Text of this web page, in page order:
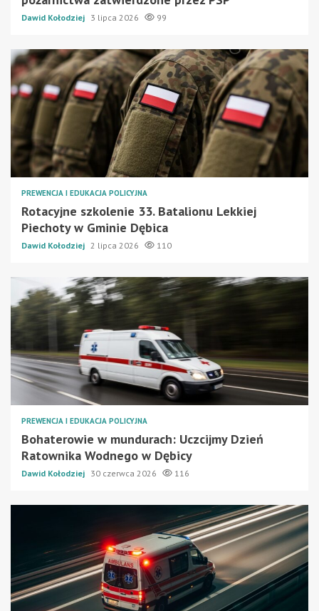
Dawid Kołodziej 3 lipca 2026 99
PREWENCJA I EDUKACJA POLICYJNA
Rotacyjne szkolenie 33. Batalionu Lekkiej
Piechoty w Gminie Dębica
Dawid Kołodziej 2 lipca 2026 110
PREWENCJA I EDUKACJA POLICYJNA
Bohaterowie w mundurach: Uczcijmy Dzień
Ratownika Wodnego w Dębicy
Dawid Kołodziej 30 czerwca 2026 116